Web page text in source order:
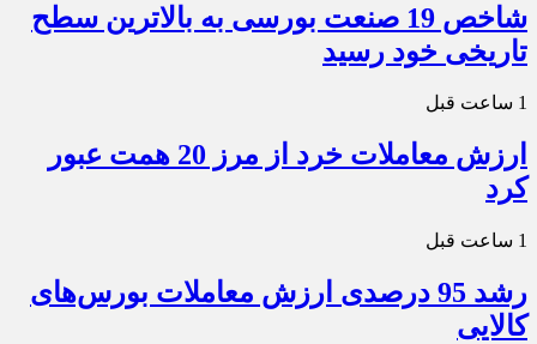
شاخص 19 صنعت بورسی به بالاترین سطح
تاریخی خود رسید
1 ساعت قبل
ارزش معاملات خرد از مرز 20 همت عبور
کرد
1 ساعت قبل
رشد 95 درصدی ارزش معاملات بورس‌های
کالایی